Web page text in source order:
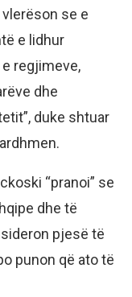
se e
e lidhur
regjimeve,
dhe
duke shtuar
“pranoi” se
dhe të
pjesë të
punon që ato të